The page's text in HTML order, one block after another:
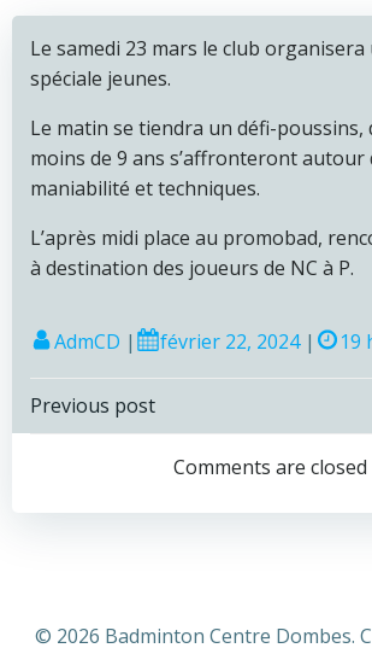
Le samedi 23 mars le club
spéciale jeunes.
Le matin se tiendra un défi-poussins,
moins de 9 ans s’affronteront autour
maniabilité et techniques.
L’après midi place au promobad,
à destination des joueurs de NC à P.
AdmCD | février 22, 2024 | 19
Navigation
l’article
Previous post
de
Comments are closed
© 2026 Badminton Centre Dombes.